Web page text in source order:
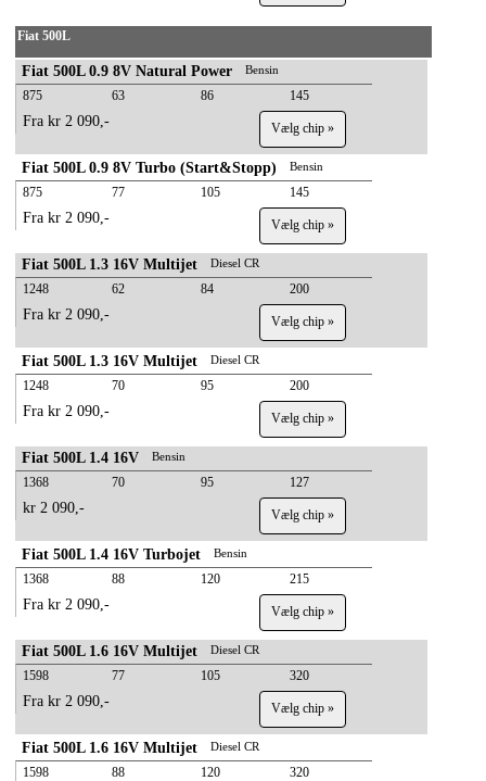
Fiat 500L
Fiat 500L 0.9 8V Natural Power Bensin
875 63 86 145
Fra kr 2 090,- Vælg chip »
Fiat 500L 0.9 8V Turbo (Start&Stopp) Bensin
875 77 105 145
Fra kr 2 090,- Vælg chip »
Fiat 500L 1.3 16V Multijet Diesel CR
1248 62 84 200
Fra kr 2 090,- Vælg chip »
Fiat 500L 1.3 16V Multijet Diesel CR
1248 70 95 200
Fra kr 2 090,- Vælg chip »
Fiat 500L 1.4 16V Bensin
1368 70 95 127
kr 2 090,- Vælg chip »
Fiat 500L 1.4 16V Turbojet Bensin
1368 88 120 215
Fra kr 2 090,- Vælg chip »
Fiat 500L 1.6 16V Multijet Diesel CR
1598 77 105 320
Fra kr 2 090,- Vælg chip »
Fiat 500L 1.6 16V Multijet Diesel CR
1598 88 120 320